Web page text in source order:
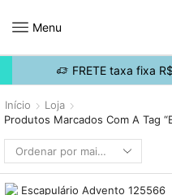
Menu
FRETE taxa fixa
Início
Loja
Produtos Marcados Com A Tag